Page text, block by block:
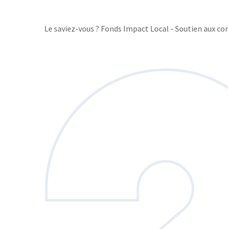
Le saviez-vous ? Fonds Impact Local - Soutien aux